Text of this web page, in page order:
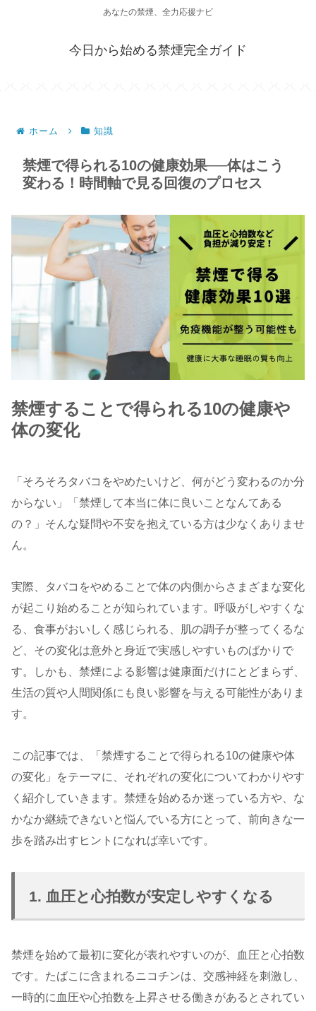
あなたの禁煙、全力応援ナビ
今日から始める禁煙完全ガイド
ホーム 知識
禁煙で得られる10の健康効果──体はこう
変わる！時間軸で見る回復のプロセス
禁煙することで得られる10の健康や
体の変化
「そろそろタバコをやめたいけど、何がどう変わるのか分
からない」「禁煙して本当に体に良いことなんてある
の？」そんな疑問や不安を抱えている方は少なくありませ
ん。
実際、タバコをやめることで体の内側からさまざまな変化
が起こり始めることが知られています。呼吸がしやすくな
る、食事がおいしく感じられる、肌の調子が整ってくるな
ど、その変化は意外と身近で実感しやすいものばかりで
す。しかも、禁煙による影響は健康面だけにとどまらず、
生活の質や人間関係にも良い影響を与える可能性がありま
す。
この記事では、「禁煙することで得られる10の健康や体
の変化」をテーマに、それぞれの変化についてわかりやす
く紹介していきます。禁煙を始めるか迷っている方や、な
かなか継続できないと悩んでいる方にとって、前向きな一
歩を踏み出すヒントになれば幸いです。
1. 血圧と心拍数が安定しやすくなる
禁煙を始めて最初に変化が表れやすいのが、血圧と心拍数
です。たばこに含まれるニコチンは、交感神経を刺激し、
一時的に血圧や心拍数を上昇させる働きがあるとされてい